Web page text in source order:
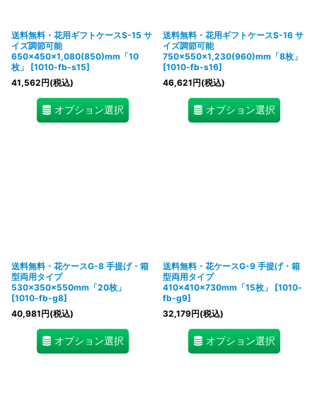
送料無料・花用ギフトケースS-15 サ
イズ調節可能
650×450×1,080(850)mm「10
枚」
[1010-fb-s15]
41,562円(税込)
オプション選択
送料無料・花用ギフトケースS-16 サ
イズ調節可能
750×550×1,230(960)mm「8枚」
[1010-fb-s16]
46,621円(税込)
オプション選択
送料無料・花ケースG-8 手提げ・箱
型両用タイプ
530×350×550mm「20枚」
[1010-fb-g8]
40,981円(税込)
オプション選択
送料無料・花ケースG-9 手提げ・箱
型両用タイプ
410×410×730mm「15枚」
[1010-
fb-g9]
32,179円(税込)
オプション選択